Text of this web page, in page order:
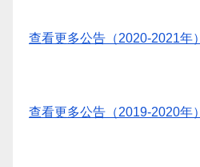
查看更多公告（2020-2021年）
查看更多公告（2019-2020年）